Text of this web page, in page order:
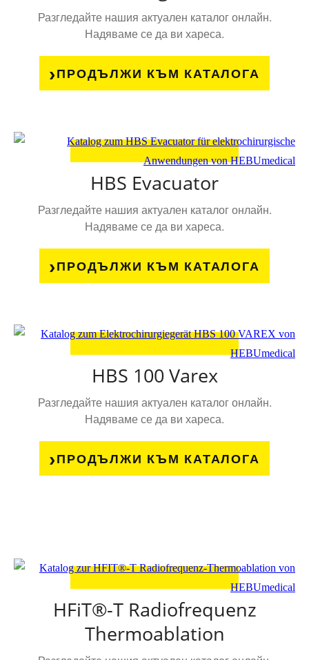
Разгледайте нашия актуален каталог онлайн.
Надяваме се да ви хареса.
ПРОДЪЛЖИ КЪМ КАТАЛОГА
HBS Evacuator
Разгледайте нашия актуален каталог онлайн.
Надяваме се да ви хареса.
ПРОДЪЛЖИ КЪМ КАТАЛОГА
HBS 100 Varex
Разгледайте нашия актуален каталог онлайн.
Надяваме се да ви хареса.
ПРОДЪЛЖИ КЪМ КАТАЛОГА
HFiT®-T Radiofrequenz
Thermoablation